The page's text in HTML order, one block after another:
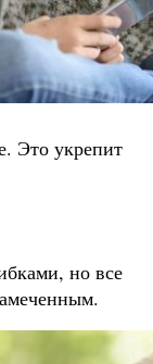
Это укрепит
но все